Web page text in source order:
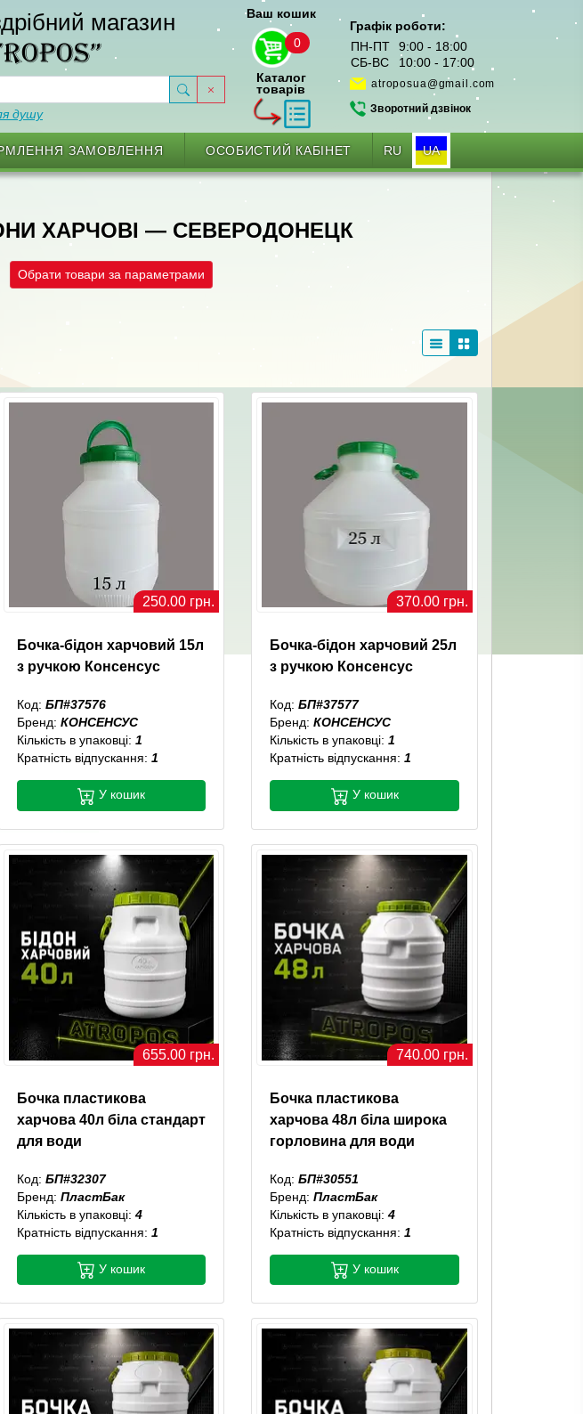
магазин
душу
Ваш кошик
0
Каталог
товарів
Графік роботи:
ПН-ПТ
9:00 - 18:00
СБ-ВС
10:00 - 17:00
atroposua@gmail.com
Зворотний дзвінок
ЗАМОВЛЕННЯ ОСОБИСТИЙ КАБІНЕТ RU UA
ХАРЧОВІ — СЕВЕРОДОНЕЦК
Обрати товари за параметрами
250.00 грн.
Бочка-бідон харчовий 15л
з ручкою Консенсус
Код: БП#37576
Бренд: КОНСЕНСУС
Кількість в упаковці: 1
Кратність відпускання: 1
У кошик
370.00 грн.
Бочка-бідон харчовий 25л
з ручкою Консенсус
Код:БП#37577
Бренд:КОНСЕНСУС
Кількість в упаковці:1
Кратність відпускання:1
У кошик
655.00 грн.
Бочка пластикова
харчова 40л біла стандарт
для води
Код: БП#32307
Бренд: ПластБак
Кількість в упаковці: 4
Кратність відпускання: 1
У кошик
740.00 грн.
Бочка пластикова
харчова 48л біла широка
горловина для води
Код:БП#30551
Бренд:ПластБак
Кількість в упаковці:4
Кратність відпускання:1
У кошик